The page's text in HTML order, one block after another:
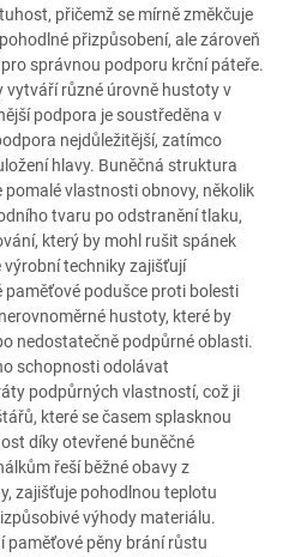
přičemž se mírně změkčuje
přizpůsobení, ale zároveň
správnou podporu krční páteře.
vytváří různé úrovně hustoty v
podpora je soustředěna v
nejdůležitější, zatímco
hlavy. Buněčná struktura
vlastnosti obnovy, několik
tvaru po odstranění tlaku,
který by mohl rušit spánek
techniky zajišťují
paměťové podušce proti bolesti
hustoty, které by
nedostatečně podpůrné oblasti.
schopnosti odolávat
podpůrných vlastností, což ji
které se časem splasknou
díky otevřené buněčné
řeší běžné obavy z
zajišťuje pohodlnou teplotu
výhody materiálu.
paměťové pěny brání růstu